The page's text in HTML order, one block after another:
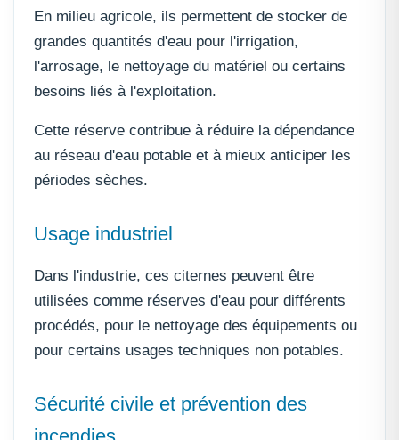
En milieu agricole, ils permettent de stocker de
grandes quantités d'eau pour l'irrigation,
l'arrosage, le nettoyage du matériel ou certains
besoins liés à l'exploitation.
Cette réserve contribue à réduire la dépendance
au réseau d'eau potable et à mieux anticiper les
périodes sèches.
Usage industriel
Dans l'industrie, ces citernes peuvent être
utilisées comme réserves d'eau pour différents
procédés, pour le nettoyage des équipements ou
pour certains usages techniques non potables.
Sécurité civile et prévention des